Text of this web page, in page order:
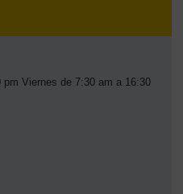
Viernes de 7:30 am a 16:30